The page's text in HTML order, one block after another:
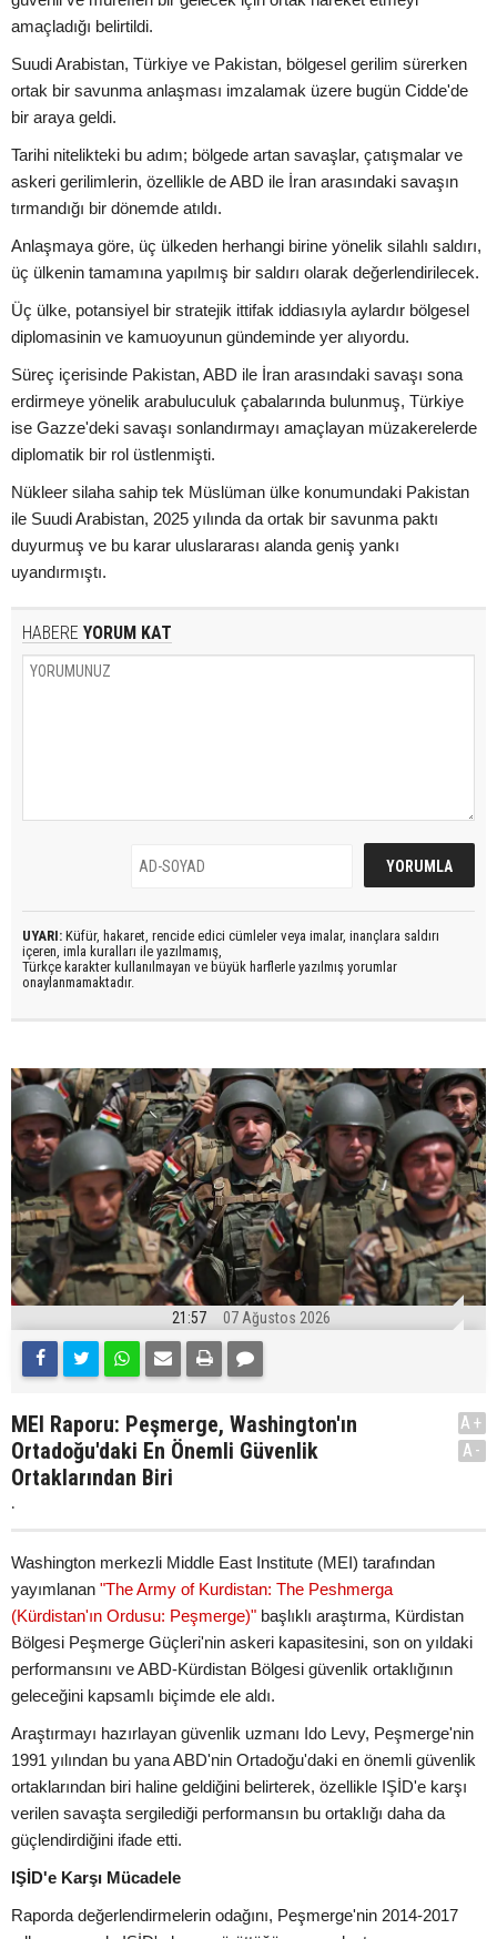
amaçladığı belirtildi.
Suudi Arabistan, Türkiye ve Pakistan, bölgesel gerilim sürerken
ortak bir savunma anlaşması imzalamak üzere bugün Cidde'de
bir araya geldi.
Tarihi nitelikteki bu adım; bölgede artan savaşlar, çatışmalar ve
askeri gerilimlerin, özellikle de ABD ile İran arasındaki savaşın
tırmandığı bir dönemde atıldı.
Anlaşmaya göre, üç ülkeden herhangi birine yönelik silahlı saldırı,
üç ülkenin tamamına yapılmış bir saldırı olarak değerlendirilecek.
Üç ülke, potansiyel bir stratejik ittifak iddiasıyla aylardır bölgesel
diplomasinin ve kamuoyunun gündeminde yer alıyordu.
Süreç içerisinde Pakistan, ABD ile İran arasındaki savaşı sona
erdirmeye yönelik arabuluculuk çabalarında bulunmuş, Türkiye
ise Gazze'deki savaşı sonlandırmayı amaçlayan müzakerelerde
diplomatik bir rol üstlenmişti.
Nükleer silaha sahip tek Müslüman ülke konumundaki Pakistan
ile Suudi Arabistan, 2025 yılında da ortak bir savunma paktı
duyurmuş ve bu karar uluslararası alanda geniş yankı
uyandırmıştı.
HABERE YORUM KAT
UYARI: Küfür, hakaret, rencide edici cümleler veya imalar, inançlara saldırı
içeren, imla kuralları ile yazılmamış,
Türkçe karakter kullanılmayan ve büyük harflerle yazılmış yorumlar
onaylanmamaktadır.
21:57 07 Ağustos 2026
MEI Raporu: Peşmerge, Washington'ın
Ortadoğu'daki En Önemli Güvenlik
Ortaklarından Biri
.
A+
A-
Washington merkezli Middle East Institute (MEI) tarafından
yayımlanan "The Army of Kurdistan: The Peshmerga
(Kürdistan'ın Ordusu: Peşmerge)" başlıklı araştırma, Kürdistan
Bölgesi Peşmerge Güçleri'nin askeri kapasitesini, son on yıldaki
performansını ve ABD-Kürdistan Bölgesi güvenlik ortaklığının
geleceğini kapsamlı biçimde ele aldı.
Araştırmayı hazırlayan güvenlik uzmanı Ido Levy, Peşmerge'nin
1991 yılından bu yana ABD'nin Ortadoğu'daki en önemli güvenlik
ortaklarından biri haline geldiğini belirterek, özellikle IŞİD'e karşı
verilen savaşta sergilediği performansın bu ortaklığı daha da
güçlendirdiğini ifade etti.
IŞİD'e Karşı Mücadele
Raporda değerlendirmelerin odağını, Peşmerge'nin 2014-2017